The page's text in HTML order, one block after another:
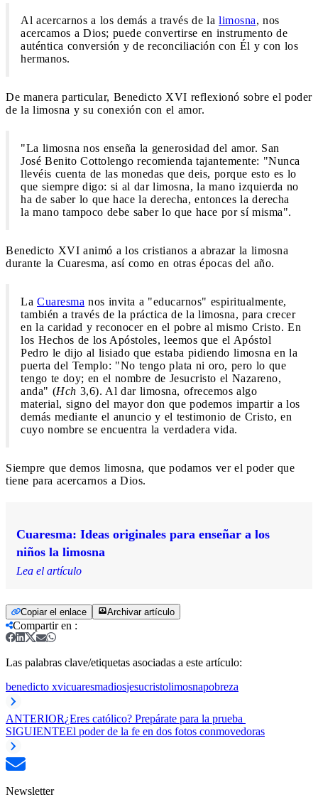
Al acercarnos a los demás a través de la limosna, nos
acercamos a Dios; puede convertirse en instrumento de
auténtica conversión y de reconciliación con Él y con los
hermanos.
De manera particular, Benedicto XVI reflexionó sobre el poder
de la limosna y su conexión con el amor.
"La limosna nos enseña la generosidad del amor. San
José Benito Cottolengo recomienda tajantemente: "Nunca
llevéis cuenta de las monedas que deis, porque esto es lo
que siempre digo: si al dar limosna, la mano izquierda no
ha de saber lo que hace la derecha, entonces la derecha
la mano tampoco debe saber lo que hace por sí misma".
Benedicto XVI animó a los cristianos a abrazar la limosna
durante la Cuaresma, así como en otras épocas del año.
La Cuaresma nos invita a "educarnos" espiritualmente,
también a través de la práctica de la limosna, para crecer
en la caridad y reconocer en el pobre al mismo Cristo. En
los Hechos de los Apóstoles, leemos que el Apóstol
Pedro le dijo al lisiado que estaba pidiendo limosna en la
puerta del Templo: "No tengo plata ni oro, pero lo que
tengo te doy; en el nombre de Jesucristo el Nazareno,
anda" (Hch 3,6). Al dar limosna, ofrecemos algo
material, signo del mayor don que podemos impartir a los
demás mediante el anuncio y el testimonio de Cristo, en
cuyo nombre se encuentra la verdadera vida.
Siempre que demos limosna, que podamos ver el poder que
tiene para acercarnos a Dios.
Cuaresma: Ideas originales para enseñar a los
niños la limosna
Lea el artículo
Copiar el enlace Archivar artículo
Compartir en :
Las palabras clave/etiquetas asociadas a este artículo:
benedicto xvicuaresmadiosjesucristolimosnapobreza
ANTERIOR¿Eres católico? Prepárate para la prueba
SIGUIENTEEl poder de la fe en dos fotos conmovedoras
Newsletter